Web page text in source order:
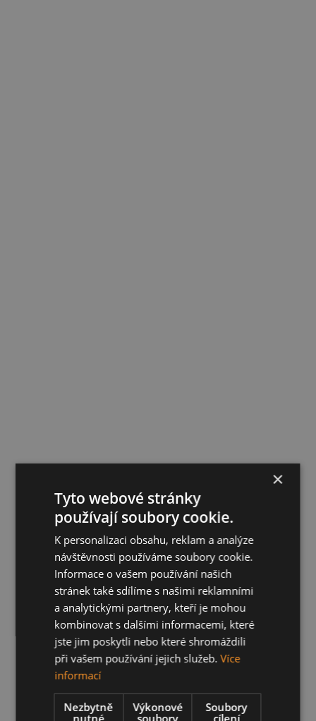
×
Tyto webové stránky
používají soubory cookie.
K personalizaci obsahu, reklam a analýze
návštěvnosti používáme soubory cookie.
Informace o vašem používání našich
stránek také sdílíme s našimi reklamními
a analytickými partnery, kteří je mohou
kombinovat s dalšími informacemi, které
jste jim poskytli nebo které shromáždili
při vašem používání jejich služeb.Více
informací
Nezbytně
nutné
Výkonové
soubory
Soubory
cílení